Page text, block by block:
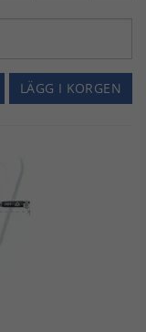
LÄGG I KORGEN